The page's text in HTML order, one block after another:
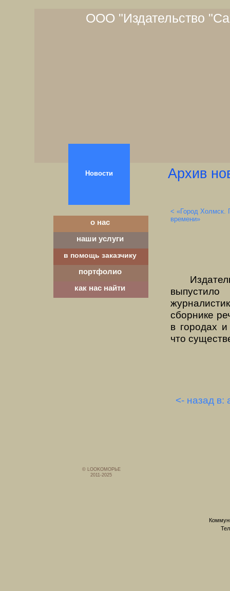
ООО "Издательство
о нас
наши услуги
в помощь заказчику
портфолио
как нас найти
Архив
< «Город Холмск.
времени»
сборнике
в городах
что
<- назад в:
Новости
© LOOKОМОРЬЕ
2011-2025